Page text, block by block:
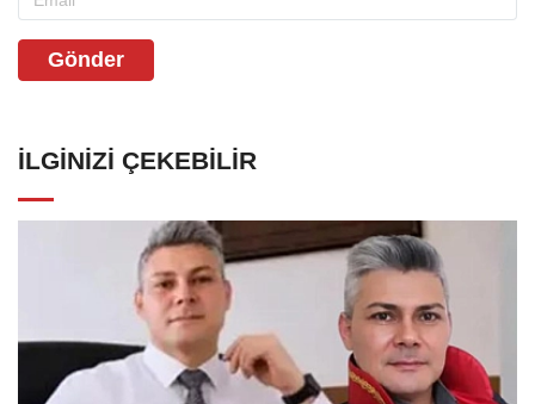
Gönder
İLGINIZI ÇEKEBILIR